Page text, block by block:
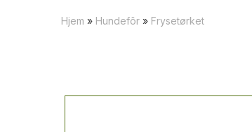
Hjem » Hundefôr » Frysetørket